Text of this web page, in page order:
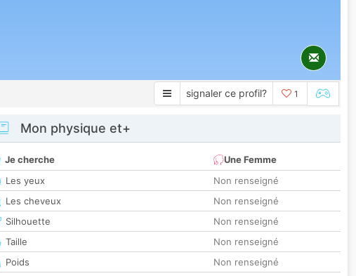
signaler ce profil? 1
Mon physique et+
Je cherche
Une Femme
Les yeux
Non renseigné
Les cheveux
Non renseigné
Silhouette
Non renseigné
Taille
Non renseigné
Poids
Non renseigné